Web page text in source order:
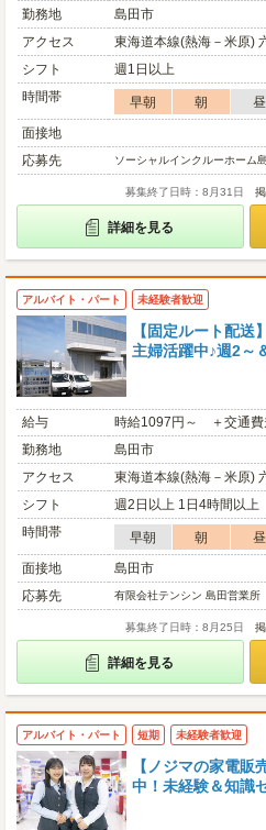
勤務地
島田市
アクセス
東海道本線(熱海－米原)
シフト
週1日以上
時間帯
早朝 朝 昼
面接地
応募先
ソーシャルインクルーホーム
募集終了日時：8月31日
詳細を見る
アルバイト・パート 未経験者歓迎
【固定ルート配
主婦活躍中♪週2
給与
時給1097円～ ＋交通費
勤務地
島田市
アクセス
東海道本線(熱海－米原)
シフト
週2日以上 1日4時間以上
時間帯
早朝 朝 昼
面接地
島田市
応募先
有限会社テンシン 島田営業所
募集終了日時：8月25日
詳細を見る
アルバイト・パート 短期 未経験者歓迎
【ノジマの家電
中！未経験＆知識